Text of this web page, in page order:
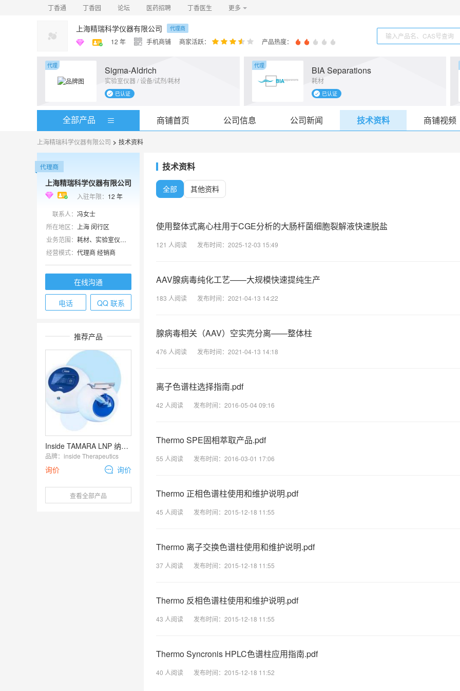
丁香通 丁香园 论坛 医药招聘 丁香医生 更多
上海精瑞科学仪器有限公司 代理商
12 年 手机商铺 商家活跃： 产品热度：
代理 Sigma-Aldrich
实验室仪器 / 设备/试剂/耗材
已认证
代理 BIA Separations
耗材
已认证
全部产品 商铺首页 公司信息 公司新闻 技术资料 商铺视频
上海精瑞科学仪器有限公司 > 技术资料
上海精瑞科学仪器有限公司
入驻年限： 12 年
联系人： 冯女士
所在地区：
上海 闵行区
业务范围：
耗材、实验室仪器 / 设备、技术服务
经营模式： 代理商 经销商
在线沟通
电话 QQ 联系
推荐产品
Inside TAMARA LNP 纳米脂质颗粒（LNP）合成仪
品牌： inside Therapeutics
询价 询价
查看全部产品
技术资料
全部 其他资料
使用整体式离心柱用于CGE分析的大肠杆菌细胞裂解液快速脱盐
121 人阅读 发布时间： 2025-12-03 15:49
AAV腺病毒纯化工艺——大规模快速提纯生产
183 人阅读 发布时间： 2021-04-13 14:22
腺病毒相关（AAV）空实壳分离——整体柱
476 人阅读 发布时间： 2021-04-13 14:18
离子色谱柱选择指南.pdf
42 人阅读 发布时间： 2016-05-04 09:16
Thermo SPE固相萃取产品.pdf
55 人阅读 发布时间： 2016-03-01 17:06
Thermo 正相色谱柱使用和维护说明.pdf
45 人阅读 发布时间： 2015-12-18 11:55
Thermo 离子交换色谱柱使用和维护说明.pdf
37 人阅读 发布时间： 2015-12-18 11:55
Thermo 反相色谱柱使用和维护说明.pdf
43 人阅读 发布时间： 2015-12-18 11:55
Thermo Syncronis HPLC色谱柱应用指南.pdf
40 人阅读 发布时间： 2015-12-18 11:52